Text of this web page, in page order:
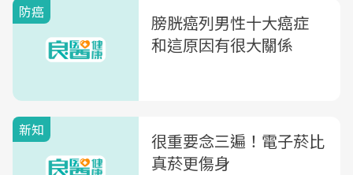
防癌
膀胱癌列男性十大癌症
和這原因有很大關係
新知
很重要念三遍！電子菸比
真菸更傷身